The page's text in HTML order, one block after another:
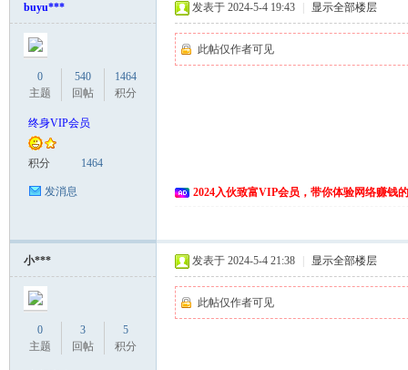
buyu***
0
主题
540
回帖
1464
积分
终身VIP会员
积分 1464
发消息
发表于 2024-5-4 19:43 显示全部楼层
此帖仅作者可见
2024入伙致富VIP会员，带你体验网络赚钱
小***
0
主题
3
回帖
5
积分
发表于 2024-5-4 21:38 显示全部楼层
此帖仅作者可见